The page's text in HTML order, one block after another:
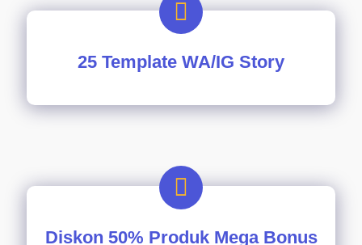
25 Template WA/IG Story
Diskon 50% Produk Mega Bonus